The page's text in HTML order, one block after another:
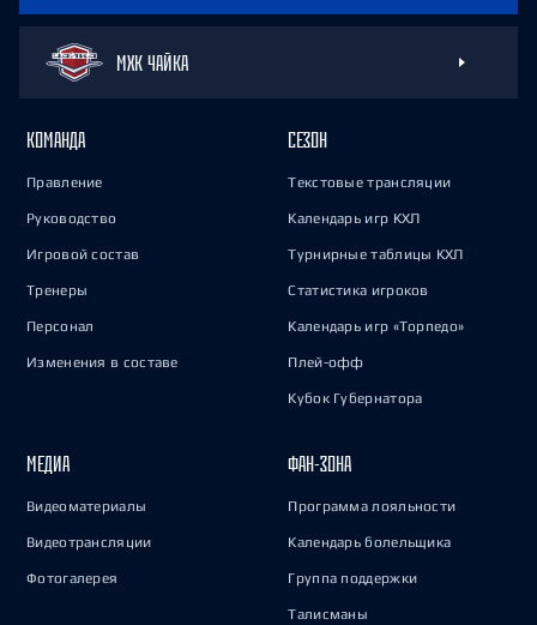
МХК ЧАЙКА
КОМАНДА
Правление
Руководство
Игровой состав
Тренеры
Персонал
Изменения в составе
СЕЗОН
Текстовые трансляции
Календарь игр КХЛ
Турнирные таблицы КХЛ
Статистика игроков
Календарь игр «Торпедо»
Плей-офф
Кубок Губернатора
МЕДИА
Видеоматериалы
Видеотрансляции
Фотогалерея
ФАН-ЗОНА
Программа лояльности
Календарь болельщика
Группа поддержки
Талисманы